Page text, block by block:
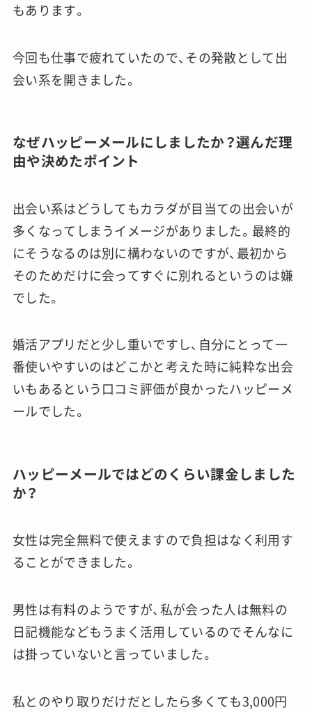
もあります。
今回も仕事で疲れていたので、その発散として出
会い系を開きました。
なぜハッピーメールにしましたか？選んだ理
由や決めたポイント
出会い系はどうしてもカラダが目当ての出会いが
多くなってしまうイメージがありました。最終的
にそうなるのは別に構わないのですが、最初から
そのためだけに会ってすぐに別れるというのは嫌
でした。
婚活アプリだと少し重いですし、自分にとって一
番使いやすいのはどこかと考えた時に純粋な出会
いもあるという口コミ評価が良かったハッピーメ
ールでした。
ハッピーメールではどのくらい課金しました
か？
女性は完全無料で使えますので負担はなく利用す
ることができました。
男性は有料のようですが、私が会った人は無料の
日記機能などもうまく活用しているのでそんなに
は掛っていないと言っていました。
私とのやり取りだけだとしたら多くても3,000円